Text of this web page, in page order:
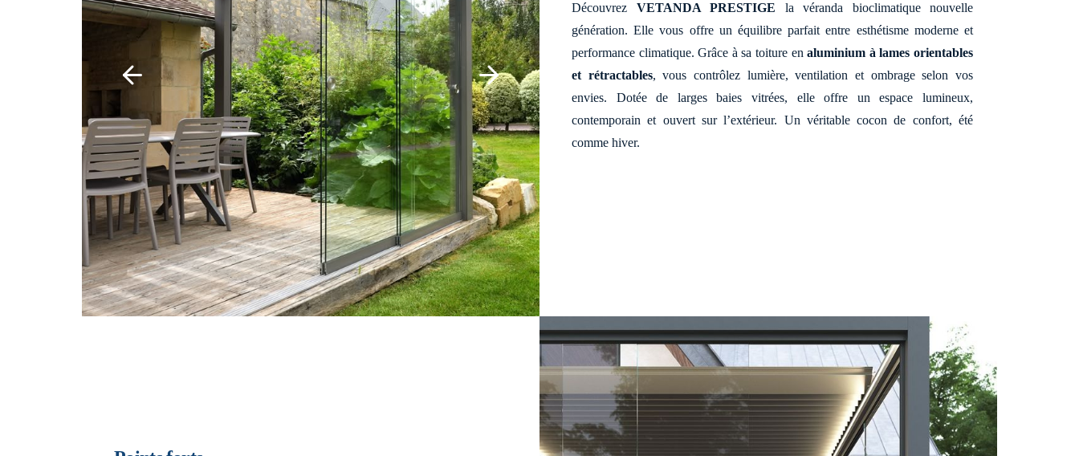
Découvrez VETANDA PRESTIGE la véranda bioclimatique nouvelle
génération. Elle vous offre un équilibre parfait entre esthétisme moderne et
performance climatique. Grâce à sa toiture enaluminium à lames orientables
et rétractables, vous contrôlez lumière, ventilation et ombrage selon vos
envies. Dotée de larges baies vitrées, elle offre un espace lumineux,
contemporain et ouvert sur l’extérieur. Un véritable cocon de confort, été
comme hiver.